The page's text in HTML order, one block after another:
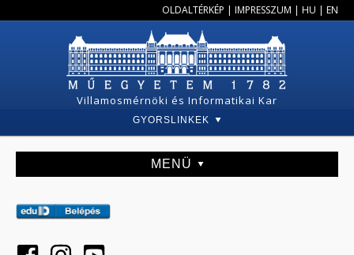
OLDALTÉRKÉP | IMPRESSZUM | HU | EN
Villamosmérnöki és Informatikai Kar
GYORSLINKEK
MENÜ